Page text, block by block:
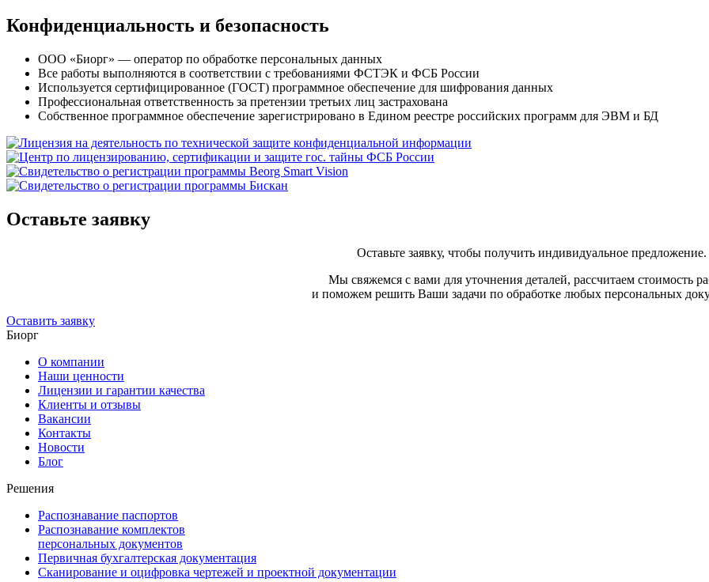
Конфиденциальность и безопасность
ООО «Биорг» — оператор по обработке персональных данных
Все работы выполняются в соответствии с требованиями ФСТЭК и ФСБ России
Используется сертифицированное (ГОСТ) программное обеспечение для шифрования данных
Профессиональная ответственность за претензии третьих лиц застрахована
Собственное программное обеспечение зарегистрировано в Едином реестре российских программ для ЭВМ и БД
Оставьте заявку
Оставьте заявку, чтобы получить индивидуальное предложение.
Мы свяжемся с вами для уточнения деталей, рассчитаем стоимость
и поможем решить Ваши задачи по обработке любых персональных
Оставить заявку
Биорг
О компании
Наши ценности
Лицензии и гарантии качества
Клиенты и отзывы
Вакансии
Контакты
Новости
Блог
Решения
Распознавание паспортов
Распознавание комплектов
персональных документов
Первичная бухгалтерская документация
Сканирование и оцифровка чертежей и проектной документации